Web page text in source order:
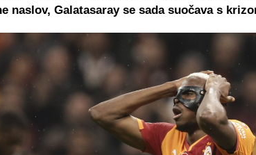
naslov, Galatasaray se sada suočava s